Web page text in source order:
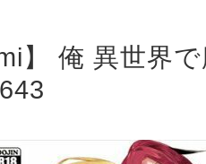
】 俺 異世界